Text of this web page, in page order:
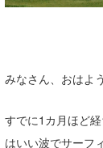
みなさん、おはよ
すでに1カ月ほど
はいい波でサーフ